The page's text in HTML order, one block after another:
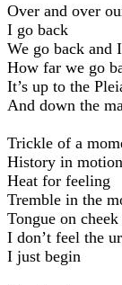
Over and over
I go back
We go back and
How far we go
It’s up to the
And down the
Trickle of a
History in motion
Heat for feeling
Tremble in the
Tongue on cheek
I don’t feel the
I just begin